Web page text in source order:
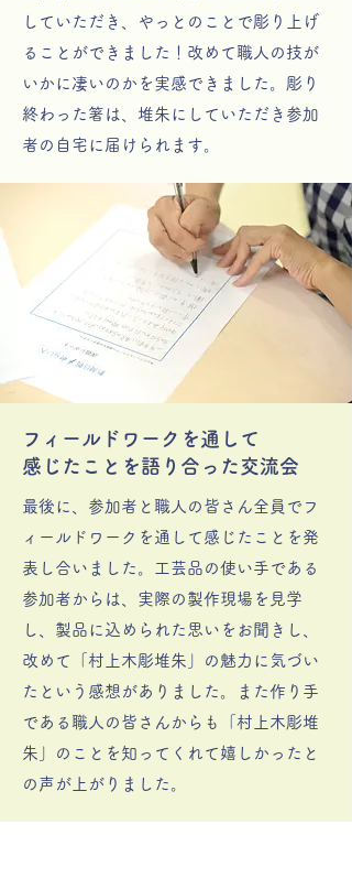
していただき、やっとのことで彫り上げ
ることができました！改めて職人の技が
いかに凄いのかを実感できました。彫り
終わった箸は、堆朱にしていただき参加
者の自宅に届けられます。
フィールドワークを通して
感じたことを語り合った交流会
最後に、参加者と職人の皆さん全員でフ
ィールドワークを通して感じたことを発
表し合いました。工芸品の使い手である
参加者からは、実際の製作現場を見学
し、製品に込められた思いをお聞きし、
改めて「村上木彫堆朱」の魅力に気づい
たという感想がありました。また作り手
である職人の皆さんからも「村上木彫堆
朱」のことを知ってくれて嬉しかったと
の声が上がりました。